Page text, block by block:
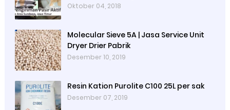
Oktober 04, 2018
Molecular Sieve 5A | Jasa Service Unit
Dryer Drier Pabrik
Desember 10, 2019
Resin Kation Purolite C100 25L per sak
Desember 07, 2019